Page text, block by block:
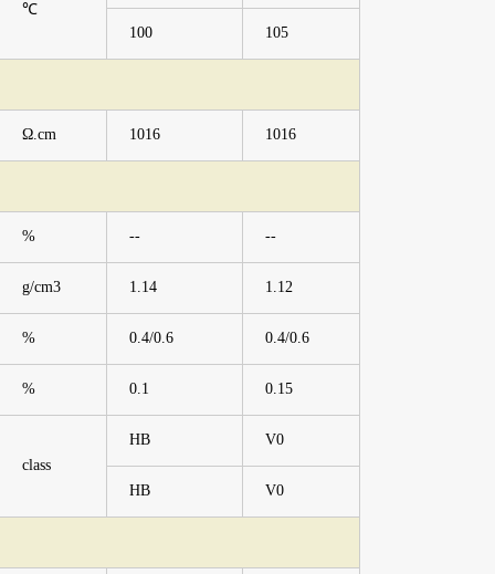
℃
100 105
Ω.cm 1016 1016
% -- --
g/cm3 1.14 1.12
% 0.4/0.6 0.4/0.6
% 0.1 0.15
class
HB V0
HB V0